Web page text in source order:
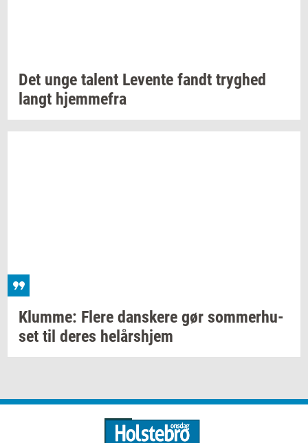
Det unge ta­lent Le­ven­te fandt tryg­hed
langt hjem­me­fra
Klum­me: Flere dan­ske­re gør som­mer­hu­
set til deres helårs­hjem